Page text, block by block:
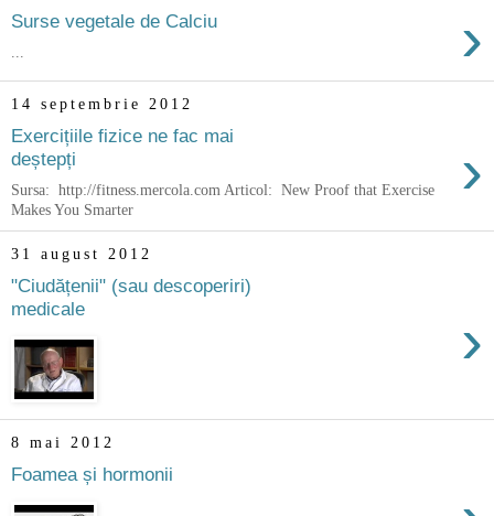
Surse vegetale de Calciu ›
...
14 septembrie 2012
Exercițiile fizice ne fac mai
deștepți
›
Sursa: http://fitness.mercola.com Articol: New Proof that Exercise
Makes You Smarter
31 august 2012
"Ciudățenii" (sau descoperiri)
medicale
›
8 mai 2012
Foamea și hormonii